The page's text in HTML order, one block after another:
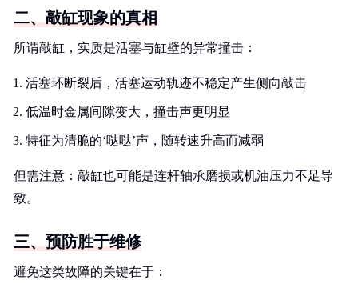
二、敲缸现象的真相
所谓敲缸，实质是活塞与缸壁的异常撞击：
活塞环断裂后，活塞运动轨迹不稳定产生侧向敲击
低温时金属间隙变大，撞击声更明显
特征为清脆的‘哒哒’声，随转速升高而减弱
但需注意：敲缸也可能是连杆轴承磨损或机油压力不足导
致。
三、预防胜于维修
避免这类故障的关键在于：